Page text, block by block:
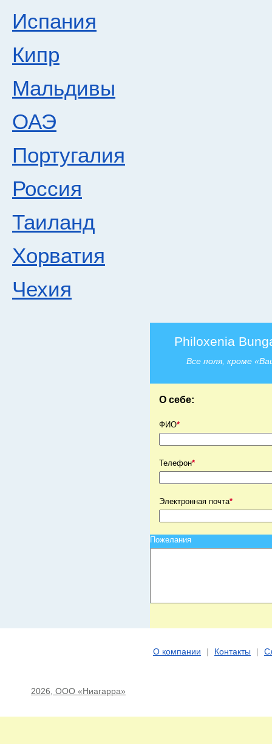
Испания
Кипр
Мальдивы
ОАЭ
Португалия
Россия
Таиланд
Хорватия
Чехия
Philoxenia
Все поля, кроме
О себе:
ФИО*
Телефон*
Электронная почта*
Пожелания
О компании Контакты
2026, ООО «Ниагарра»